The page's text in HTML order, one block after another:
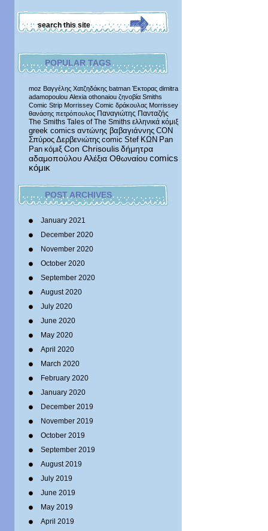
POPULAR TAGS
moz Βαγγέλης Χατζηδάκης batman Έκτορας dimitra
adamopoulou Alexia othonaiou ζηνοβία Smiths
Comic Strip Morrissey Comic δράκουλας Morrissey
θανάσης πετρόπουλος Παναγιώτης Πανταζής
The Smiths Tales of The Smiths ελληνικά κόμιξ
greek comics αντώνης βαβαγιάννης CON
Σπύρος Δερβενιώτης comic Stef ΚΩΝ Pan
Pan κόμιξ Con Chrisoulis δήμητρα
αδαμοπούλου Αλέξια Οθωναίου comics
κόμικ
POST ARCHIVES
January 2021
December 2020
November 2020
October 2020
September 2020
August 2020
July 2020
June 2020
May 2020
April 2020
March 2020
February 2020
January 2020
December 2019
November 2019
October 2019
September 2019
August 2019
July 2019
June 2019
May 2019
April 2019